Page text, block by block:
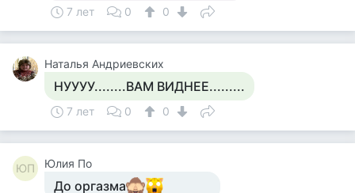
7 лет 0 0
Наталья Андриевских
НУУУУ........ВАМ ВИДНЕЕ.........
7 лет 0 0
ЮП Юлия По
До оргазма